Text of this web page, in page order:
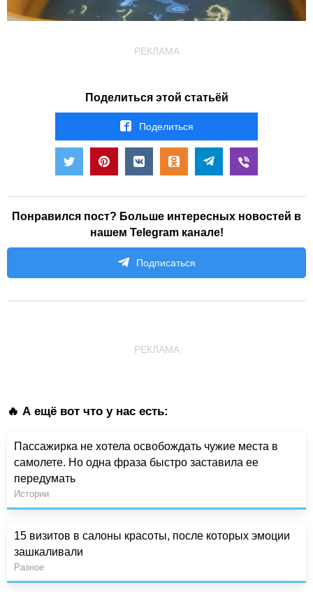
РЕКЛАМА
Поделиться этой статьёй
Поделиться
Понравился пост? Больше интересных новостей в
нашем Telegram канале!
Подписаться
РЕКЛАМА
🔥 А ещё вот что у нас есть:
Пассажирка не хотела освобождать чужие места в
самолете. Но одна фраза быстро заставила ее
передумать
Истории
15 визитов в салоны красоты, после которых эмоции
зашкаливали
Разное